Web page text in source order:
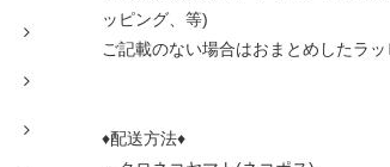
ッピング、等)
ご記載のない場合はおまとめしたラ
♦配送方法♦